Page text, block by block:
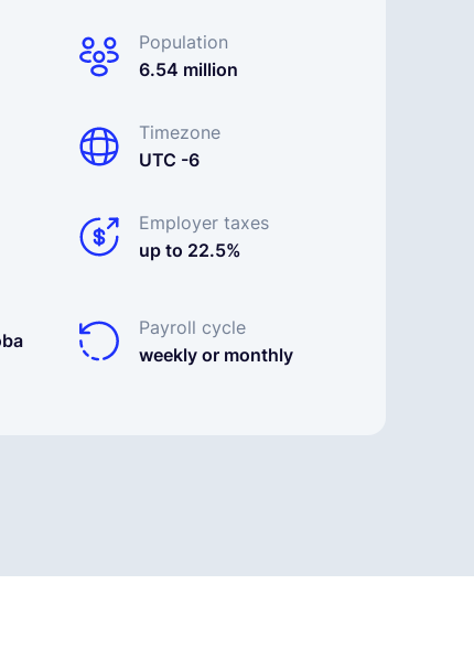
Population
6.54 million
Timezone
UTC -6
Employer taxes
up to 22.5%
Payroll cycle
weekly or monthly